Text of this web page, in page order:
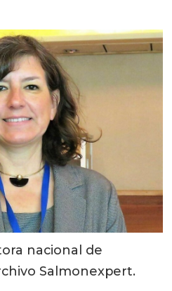
nacional de
Salmonexpert.